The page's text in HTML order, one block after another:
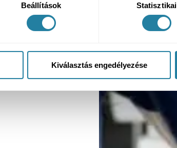
Beállítások Statisztikai
Kiválasztás engedélyezése